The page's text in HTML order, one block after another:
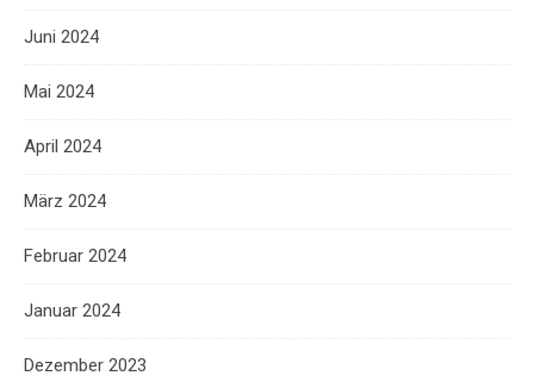
Juni 2024
Mai 2024
April 2024
März 2024
Februar 2024
Januar 2024
Dezember 2023